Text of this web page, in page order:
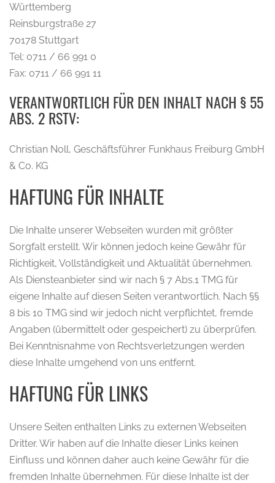
Württemberg
Reinsburgstraße 27
70178 Stuttgart
Tel: 0711 / 66 991 0
Fax: 0711 / 66 991 11
VERANTWORTLICH FÜR DEN INHALT NACH § 55
ABS. 2 RSTV:
Christian Noll, Geschäftsführer Funkhaus Freiburg GmbH
& Co. KG
HAFTUNG FÜR INHALTE
Die Inhalte unserer Webseiten wurden mit größter
Sorgfalt erstellt. Wir können jedoch keine Gewähr für
Richtigkeit, Vollständigkeit und Aktualität übernehmen.
Als Diensteanbieter sind wir nach § 7 Abs.1 TMG für
eigene Inhalte auf diesen Seiten verantwortlich. Nach §§
8 bis 10 TMG sind wir jedoch nicht verpflichtet, fremde
Angaben (übermittelt oder gespeichert) zu überprüfen.
Bei Kenntnisnahme von Rechtsverletzungen werden
diese Inhalte umgehend von uns entfernt.
HAFTUNG FÜR LINKS
Unsere Seiten enthalten Links zu externen Webseiten
Dritter. Wir haben auf die Inhalte dieser Links keinen
Einfluss und können daher auch keine Gewähr für die
fremden Inhalte übernehmen. Für diese Inhalte ist der